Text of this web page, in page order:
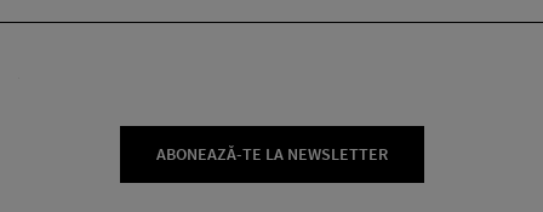
ABONEAZĂ-TE LA NEWSLETTER